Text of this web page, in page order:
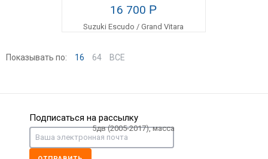
5дв (2005-2017), масса
16 700 Р
Показывать по: 16 64 ВСЕ
Подписаться на рассылку